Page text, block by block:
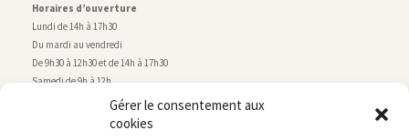
Gérer le consentement aux
cookies
Horaires d’ouverture
Lundi de 14h à 17h30
Du mardi au vendredi
De 9h30 à 12h30 et de 14h à 17h30
Samedi de 9h à 12h
Service technique